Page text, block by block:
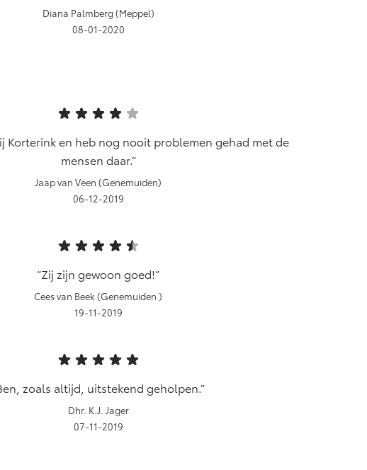
Diana Palmberg (Meppel)
08-01-2020
Korterink en heb nog nooit problemen gehad met de
mensen daar.
Jaap van Veen (Genemuiden)
06-12-2019
Zij zijn gewoon goed!
Cees van Beek (Genemuiden )
19-11-2019
zoals altijd, uitstekend geholpen.
Dhr. K.J. Jager
07-11-2019